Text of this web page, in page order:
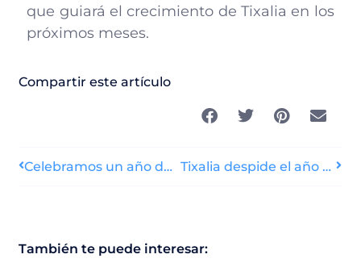
que guiará el crecimiento de Tixalia en los
próximos meses.
Compartir este artículo
Celebramos un año de colaboración entre Tixalia y Viajes Carrefour Tixalia despide el año reforzando alianzas en su encuentro navideño
También te puede interesar: